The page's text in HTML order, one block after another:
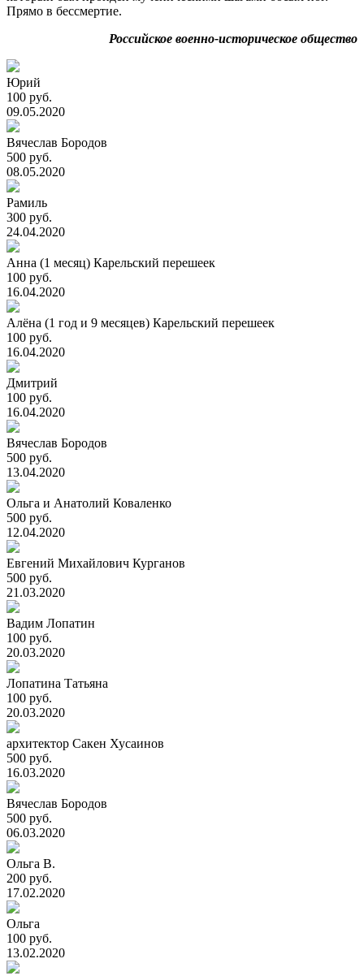
Прямо в бессмертие.
Российское военно-историческое общество
Юрий
100 руб.
09.05.2020
Вячеслав Бородов
500 руб.
08.05.2020
Рамиль
300 руб.
24.04.2020
Анна (1 месяц) Карельский перешеек
100 руб.
16.04.2020
Алёна (1 год и 9 месяцев) Карельский перешеек
100 руб.
16.04.2020
Дмитрий
100 руб.
16.04.2020
Вячеслав Бородов
500 руб.
13.04.2020
Ольга и Анатолий Коваленко
500 руб.
12.04.2020
Евгений Михайлович Курганов
500 руб.
21.03.2020
Вадим Лопатин
100 руб.
20.03.2020
Лопатина Татьяна
100 руб.
20.03.2020
архитектор Сакен Хусаинов
500 руб.
16.03.2020
Вячеслав Бородов
500 руб.
06.03.2020
Ольга В.
200 руб.
17.02.2020
Ольга
100 руб.
13.02.2020